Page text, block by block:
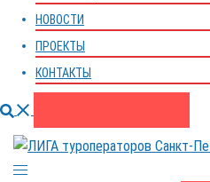
НОВОСТИ
ПРОЕКТЫ
КОНТАКТЫ
Поиск
Переключатель